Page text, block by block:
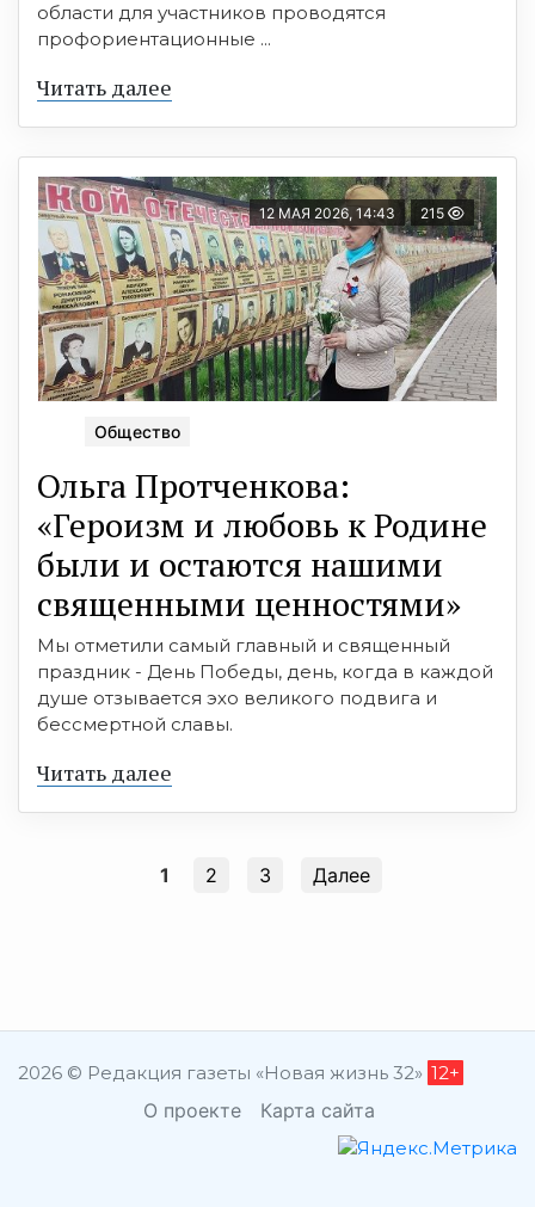
области для участников проводятся
профориентационные ...
Читать далее
12 МАЯ 2026, 14:43 215
Общество
Ольга Протченкова:
«Героизм и любовь к Родине
были и остаются нашими
священными ценностями»
Мы отметили самый главный и священный
праздник - День Победы, день, когда в каждой
душе отзывается эхо великого подвига и
бессмертной славы.
Читать далее
1 2 3 Далее
2026 © Редакция газеты «Новая жизнь 32» 12+
О проекте Карта сайта